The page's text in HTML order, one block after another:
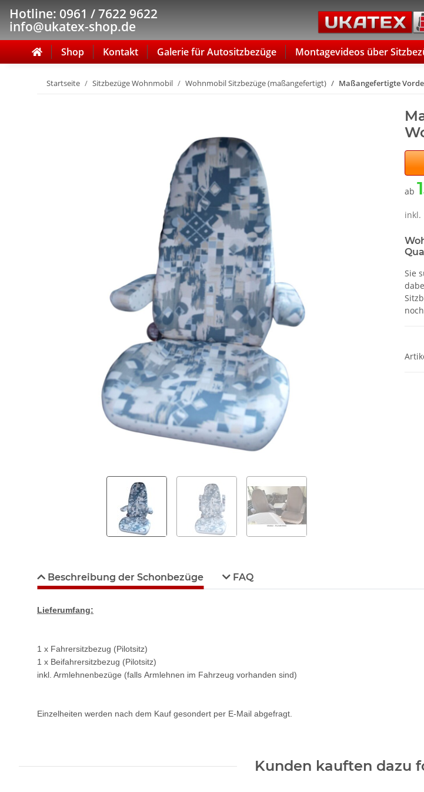
Hotline: 0961 / 7622 9622
info@ukatex-shop.de
Shop Kontakt Galerie für Autositzbezüge Montagevideos über
Startseite Sitzbezüge Wohnmobil Wohnmobil Sitzbezüge (maßangefertigt) Maßangefertigte
ab
inkl.
Sie
Beschreibung der Schonbezüge FAQ
Lieferumfang:
1 x Fahrersitzbezug (Pilotsitz)
1 x Beifahrersitzbezug (Pilotsitz)
inkl. Armlehnenbezüge (falls Armlehnen im Fahrzeug vorhanden sind)
Einzelheiten werden nach dem Kauf gesondert per E-Mail abgefragt.
Kunden kauften dazu